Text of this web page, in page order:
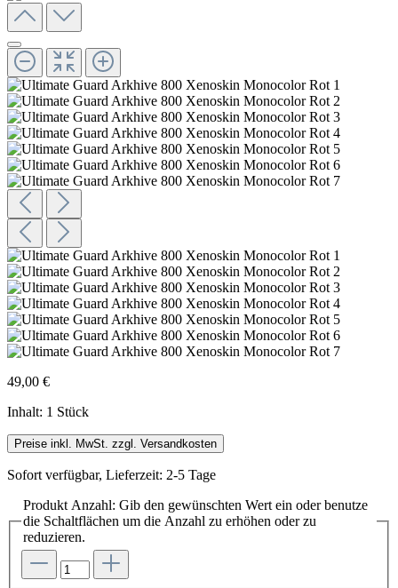
49,00 €
Inhalt: 1 Stück
Preise inkl. MwSt. zzgl. Versandkosten
Sofort verfügbar, Lieferzeit: 2-5 Tage
Produkt Anzahl: Gib den gewünschten Wert ein oder benutze
die Schaltflächen um die Anzahl zu erhöhen oder zu
reduzieren.